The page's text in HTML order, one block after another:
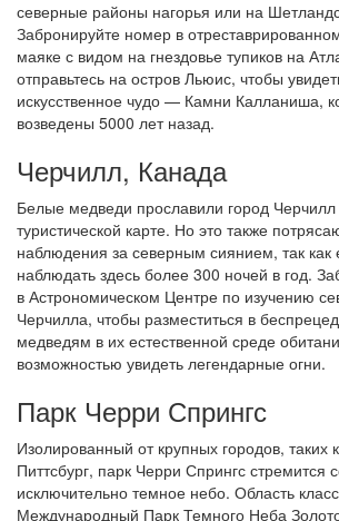
северные районы нагорья или на
Забронируйте номер в
маяке с видом на гнездовье тупиков на
отправьтесь на остров Льюис, чтобы
искусственное чудо — Камни Калланиша,
возведены 5000 лет назад.
Черчилл, Канада
Белые медведи прославили город
туристической карте. Но это также
наблюдения за северным сиянием, так как
наблюдать здесь более 300 ночей в год.
в Астрономическом Центре по изучению
Черчилла, чтобы разместиться в
медведям в их естественной среде
возможностью увидеть легендарные огни.
Парк Черри Спрингс
Изолированный от крупных городов,
Питтсбург, парк Черри Спрингс стремится
исключительно темное небо. Область
Международный Парк Темного Неба